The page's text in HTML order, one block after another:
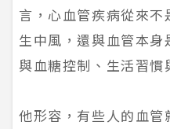
言，心血管疾病從來
生中風，還與血管本
與血糖控制、生活習慣
他形容，有些人的血